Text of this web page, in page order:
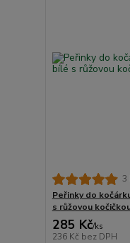
3
Peřinky do
s růžovou
285 Kč/ks
236 Kč bez DPH